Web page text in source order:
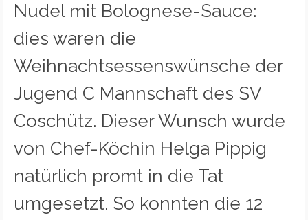
Nudel mit Bolognese-Sauce:
dies waren die
Weihnachtsessenswünsche der
Jugend C Mannschaft des SV
Coschütz. Dieser Wunsch wurde
von Chef-Köchin Helga Pippig
natürlich promt in die Tat
umgesetzt. So konnten die 12